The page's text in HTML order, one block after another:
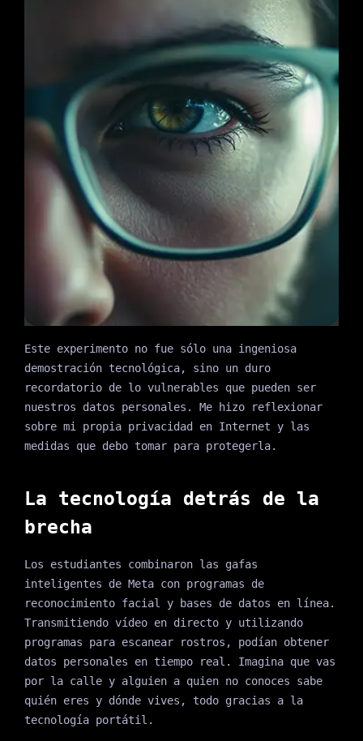
Este experimento no fue sólo una ingeniosa
demostración tecnológica, sino un duro
recordatorio de lo vulnerables que pueden ser
nuestros datos personales. Me hizo reflexionar
sobre mi propia privacidad en Internet y las
medidas que debo tomar para protegerla.
La tecnología detrás de la
brecha
Los estudiantes combinaron las gafas
inteligentes de Meta con programas de
reconocimiento facial y bases de datos en línea.
Transmitiendo vídeo en directo y utilizando
programas para escanear rostros, podían obtener
datos personales en tiempo real. Imagina que vas
por la calle y alguien a quien no conoces sabe
quién eres y dónde vives, todo gracias a la
tecnología portátil.